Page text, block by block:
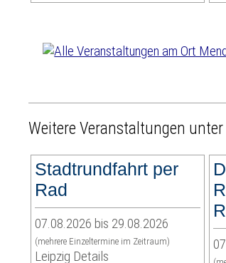
Weitere Veranstaltungen unter
Stadtrundfahrt per
Rad
07.08.2026 bis 29.08.2026
(mehrere Einzeltermine im Zeitraum)
Leipzig Details